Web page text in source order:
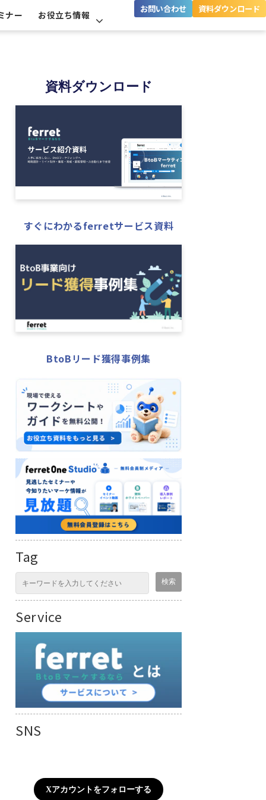
ナー お役立ち情報
お問い合わせ 資料ダウンロード
資料ダウンロード
すぐにわかるferretサービス資料
BtoBリード獲得事例集
Tag
Service
SNS
Xアカウントをフォローする